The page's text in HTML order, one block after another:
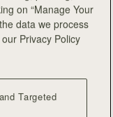
on “Manage Your
data we process
Privacy Policy
Targeted